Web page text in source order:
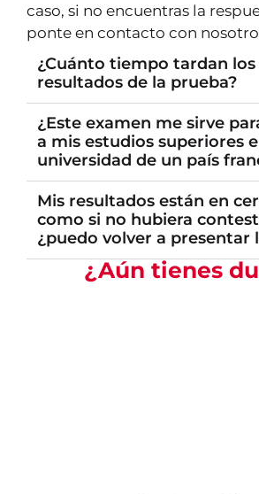
caso, si no encuentras la
ponte en contacto con
¿Cuánto tiempo tardan los
resultados de la prueba?
¿Este examen me sirve
a mis estudios superiores
universidad de un país
Mis resultados están en
como si no hubiera
¿puedo volver a presentar
¿Aún tienes